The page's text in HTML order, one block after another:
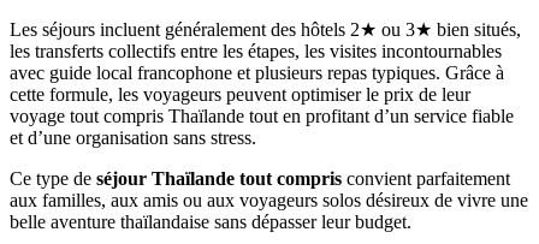
Les séjours incluent généralement des hôtels 2★ ou 3★ bien situés,
les transferts collectifs entre les étapes, les visites incontournables
avec guide local francophone et plusieurs repas typiques. Grâce à
cette formule, les voyageurs peuvent optimiser le prix de leur
voyage tout compris Thaïlande tout en profitant d’un service fiable
et d’une organisation sans stress.
Ce type de séjour Thaïlande tout compris convient parfaitement
aux familles, aux amis ou aux voyageurs solos désireux de vivre une
belle aventure thaïlandaise sans dépasser leur budget.